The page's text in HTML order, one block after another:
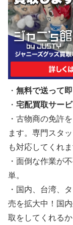
・ 無料で送って
・ 宅配買取サー
・古物商の免許
ます。専門スタ
も対応してくれま
・面倒な作業が
単。
・国内、台湾、
売を拡大中！国
取をしてくれるか